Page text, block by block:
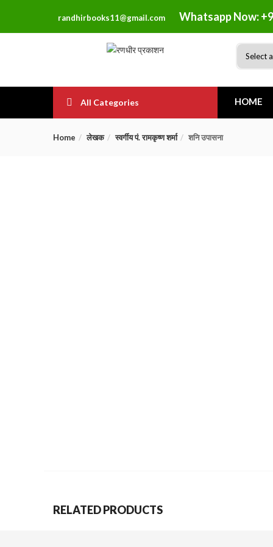
randhirbooks11@gmail.com Whatsapp Now:
All Categories HOME
Home लेखक स्वर्गीय पं. रामकृष्ण शर्मा शनि उपासना
RELATED PRODUCTS